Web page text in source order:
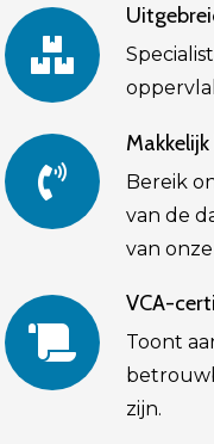
Bereik
van de
van
VCA-
Toont
zijn.